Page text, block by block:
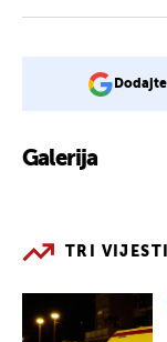
Galerija
TRI